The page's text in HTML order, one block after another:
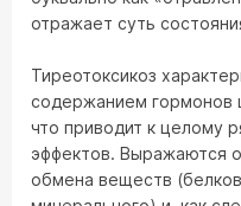
отражает суть
Тиреотоксикоз
содержанием гормонов
что приводит к целому
эффектов. Выражаются
обмена веществ